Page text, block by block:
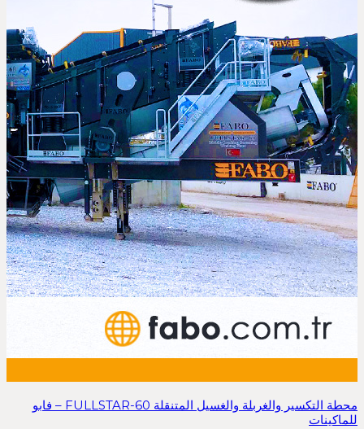
محطة التكسير والغربلة والغسيل المتنقلة FULLSTAR-60 – فابو
للماكينات